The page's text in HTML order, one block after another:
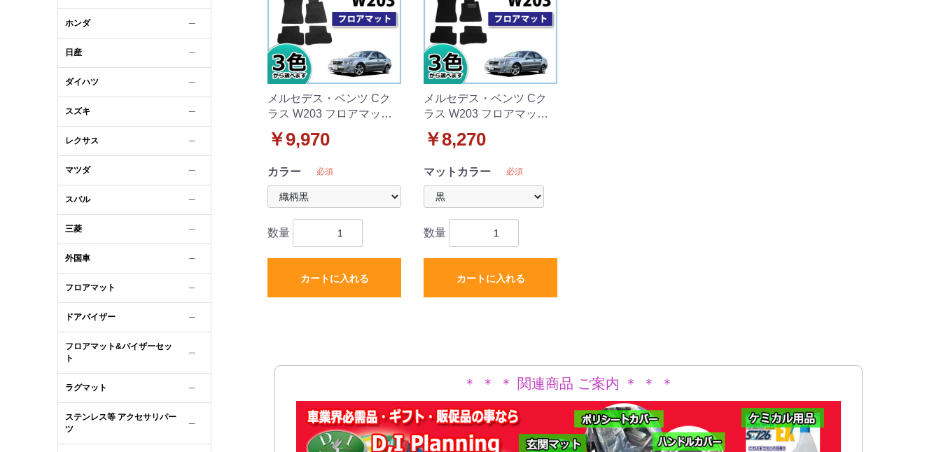
ホンダ ─
日産 ─
ダイハツ ─
スズキ ─
レクサス ─
マツダ ─
スバル ─
三菱 ─
外国車 ─
フロアマット ─
ドアバイザー ─
フロアマット&バイザーセッ
ト
─
ラグマット ─
ステンレス等 アクセサリパー
ツ
─
メルセデス・ベンツ Cク
ラス W203 フロアマット
社外新品
￥9,970
カラー 必須
数量
カートに入れる
メルセデス・ベンツ Cク
ラス W203 フロアマット
外新品
￥8,270
マットカラー 必須
数量
カートに入れる
＊ ＊ ＊ 関連商品 ご案内 ＊ ＊ ＊